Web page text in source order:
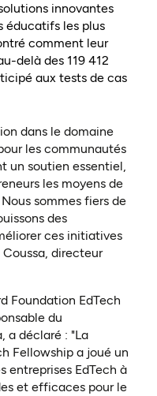
innovantes
éducatifs les plus
comment leur
delà des 119 412
aux tests de cas
dans le domaine
les communautés
un soutien essentiel,
les moyens de
sommes fiers de
des
ces initiatives
directeur
Foundation EdTech
du
a déclaré : "La
Fellowship a joué un
entreprises EdTech à
et efficaces pour le